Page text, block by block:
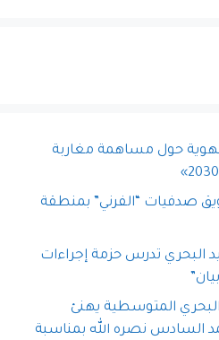
حول مساهمة مغاربة
صدفيات “الفرني” بمنطقة
البحري تدرس حزمة إجراءات
المتوسطية يهنئ
السادس نصره الله بمناسبة